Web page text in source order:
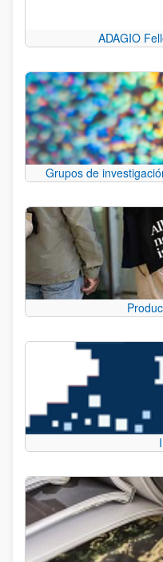
ADAGIO
Grupos de